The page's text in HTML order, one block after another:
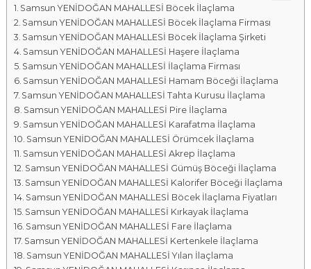
a
l
a
r
ı
Samsun YENİDOĞAN MAHALLESİ Böcek İlaçlama
Samsun YENİDOĞAN MAHALLESİ Böcek İlaçlama Firması
Samsun YENİDOĞAN MAHALLESİ Böcek İlaçlama Şirketi
Samsun YENİDOĞAN MAHALLESİ Haşere İlaçlama
Samsun YENİDOĞAN MAHALLESİ İlaçlama Firması
Samsun YENİDOĞAN MAHALLESİ Hamam Böceği İlaçlama
Samsun YENİDOĞAN MAHALLESİ Tahta Kurusu İlaçlama
Samsun YENİDOĞAN MAHALLESİ Pire İlaçlama
Samsun YENİDOĞAN MAHALLESİ Karafatma İlaçlama
Samsun YENİDOĞAN MAHALLESİ Örümcek İlaçlama
Samsun YENİDOĞAN MAHALLESİ Akrep İlaçlama
Samsun YENİDOĞAN MAHALLESİ Gümüş Böceği İlaçlama
Samsun YENİDOĞAN MAHALLESİ Kalorifer Böceği İlaçlama
Samsun YENİDOĞAN MAHALLESİ Böcek İlaçlama Fiyatları
Samsun YENİDOĞAN MAHALLESİ Kırkayak İlaçlama
Samsun YENİDOĞAN MAHALLESİ Fare İlaçlama
Samsun YENİDOĞAN MAHALLESİ Kertenkele İlaçlama
Samsun YENİDOĞAN MAHALLESİ Yılan İlaçlama